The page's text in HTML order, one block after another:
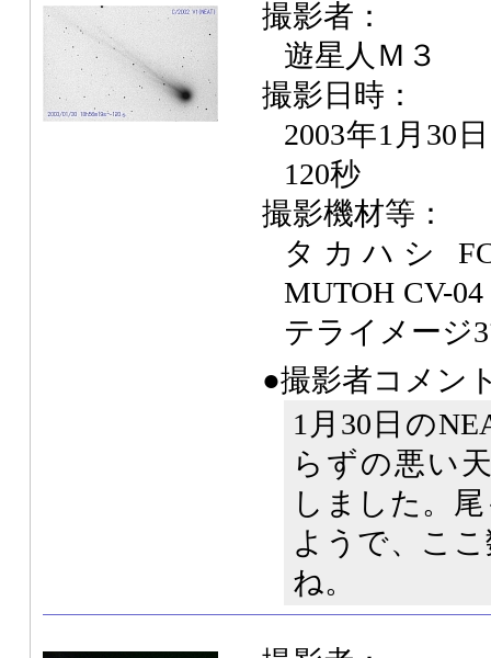
撮影者：
遊星人Ｍ３
撮影日時：
2003年1月30
120秒
撮影機材等：
タカハシ
MUTOH CV-
テライメージ
●撮影者コメン
1月30日の
らずの悪い
しました。
ようで、こ
ね。